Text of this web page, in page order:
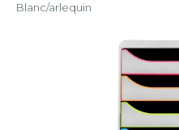
Blanc/arlequin